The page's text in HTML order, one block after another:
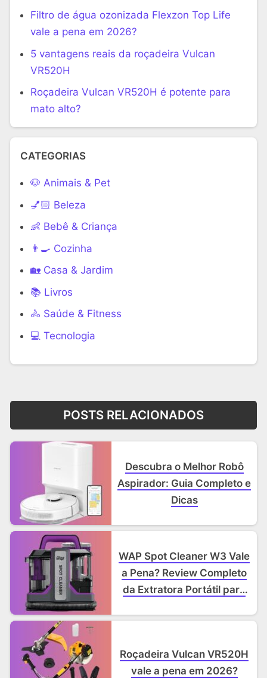
Filtro de água ozonizada Flexzon Top Life
vale a pena em 2026?
5 vantagens reais da roçadeira Vulcan
VR520H
Roçadeira Vulcan VR520H é potente para
mato alto?
CATEGORIAS
🐶 Animais & Pet
💅🏻 Beleza
👶 Bebê & Criança
👨‍🍳 Cozinha
🏡 Casa & Jardim
📚 Livros
🚴 Saúde & Fitness
‍💻 Tecnologia
POSTS RELACIONADOS
Descubra o Melhor Robô
Aspirador: Guia Completo e
Dicas
WAP Spot Cleaner W3 Vale
a Pena? Review Completo
da Extratora Portátil para
Roçadeira Vulcan VR520H
vale a pena em 2026?